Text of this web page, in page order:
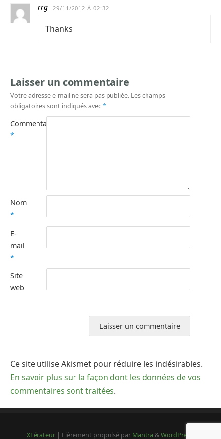
rrg 29/11/2012 À 02:32
Thanks
Laisser un commentaire
Votre adresse e-mail ne sera pas publiée. Les champs
obligatoires sont indiqués avec*
Commentaire
*
Nom
*
E-
mail
*
Site
web
Ce site utilise Akismet pour réduire les indésirables.
En savoir plus sur la façon dont les données de vos
commentaires sont traitées.
XLérateur | Fièrement propulsé par Mantra &WordPress.